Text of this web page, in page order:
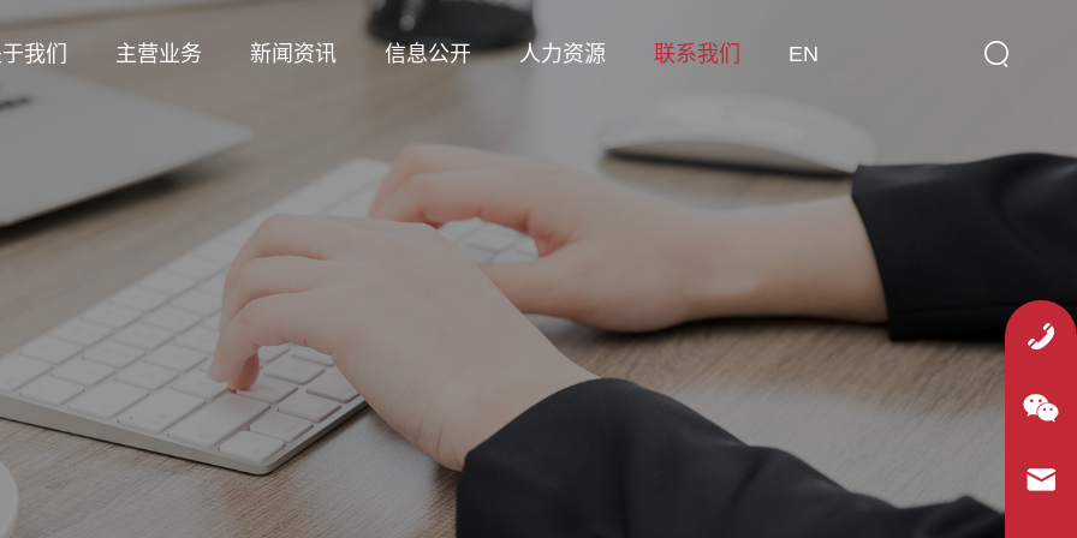
我们 主营业务 新闻资讯 信息公开 人力资源 联系我们 EN
tel: